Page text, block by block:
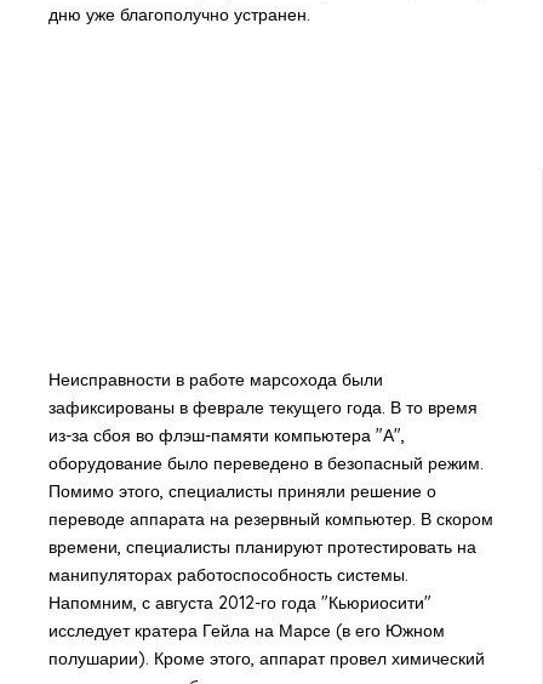
дню уже благополучно устранен.
Неисправности в работе марсохода были
зафиксированы в феврале текущего года. В то время
из-за сбоя во флэш-памяти компьютера "А",
оборудование было переведено в безопасный режим.
Помимо этого, специалисты приняли решение о
переводе аппарата на резервный компьютер. В скором
времени, специалисты планируют протестировать на
манипуляторах работоспособность системы.
Напомним, с августа 2012-го года "Кьюриосити"
исследует кратера Гейла на Марсе (в его Южном
полушарии). Кроме этого, аппарат провел химический